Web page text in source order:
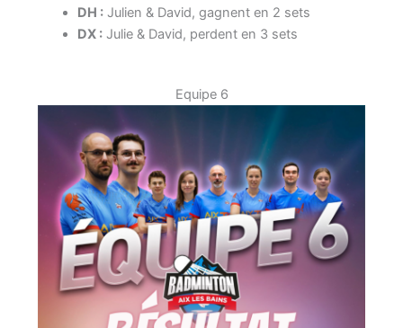
DH :Julien & David, gagnent en 2 sets
DX :Julie & David, perdent en 3 sets
Equipe 6